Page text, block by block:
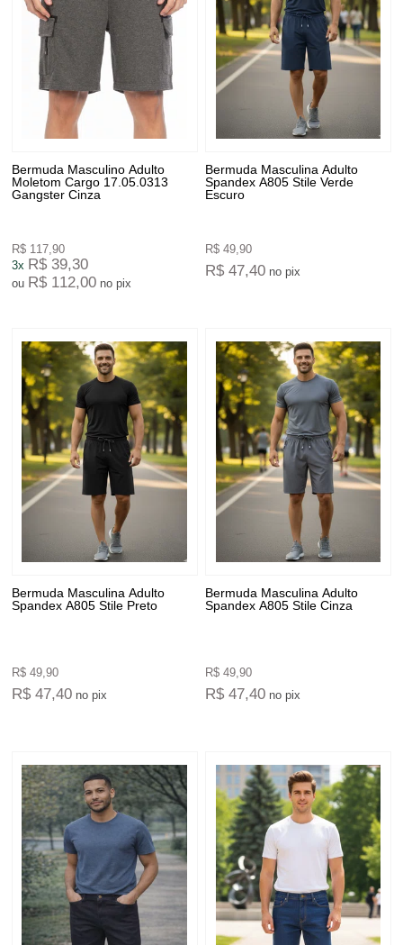
Bermuda Masculino Adulto
Moletom Cargo 17.05.0313
Gangster Cinza
R$ 117,90
3x R$ 39,30
ou R$ 112,00 no pix
Bermuda Masculina Adulto
Spandex A805 Stile Verde
Escuro
R$ 49,90
R$ 47,40 no pix
Bermuda Masculina Adulto
Spandex A805 Stile Preto
R$ 49,90
R$ 47,40 no pix
Bermuda Masculina Adulto
Spandex A805 Stile Cinza
R$ 49,90
R$ 47,40 no pix